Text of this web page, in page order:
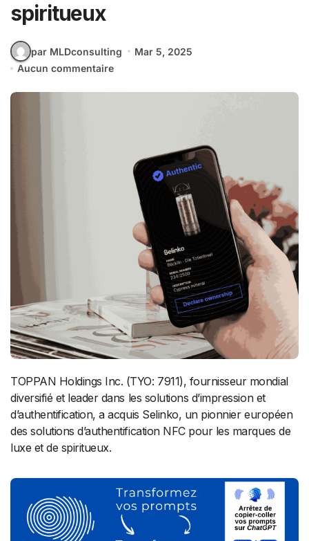
spiritueux
par MLDconsulting
Mar 5, 2025
Aucun commentaire
TOPPAN Holdings Inc. (TYO: 7911), fournisseur mondial
diversifié et leader dans les solutions d’impression et
d’authentification, a acquis Selinko, un pionnier européen
des solutions d’authentification NFC pour les marques de
luxe et de spiritueux.